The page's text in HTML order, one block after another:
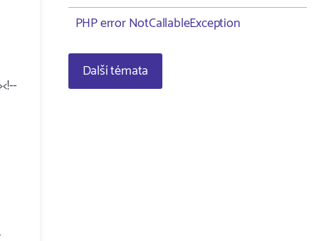
PHP error NotCallableException
Další témata